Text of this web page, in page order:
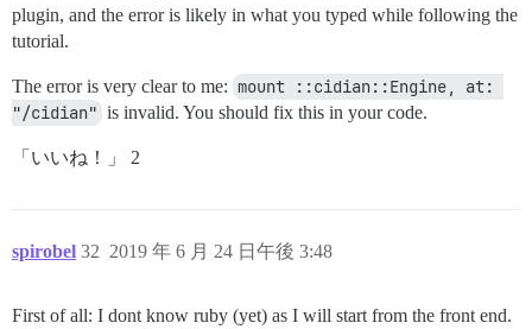
plugin, and the error is likely in what you typed while following the
tutorial.
The error is very clear to me: mount ::cidian::Engine, at:
"/cidian" is invalid. You should fix this in your code.
「いいね！」 2
spirobel 2019 年 6 月 24 日午後 3:48
32
First of all: I dont know ruby (yet) as I will start from the front end.